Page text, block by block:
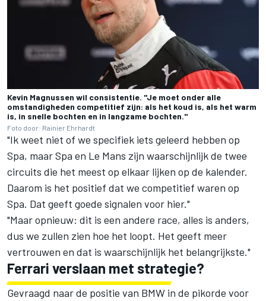
Kevin Magnussen wil consistentie. "Je moet onder alle
omstandigheden competitief zijn: als het koud is, als het warm
is, in snelle bochten en in langzame bochten."
Foto door: Rainier Ehrhardt
"Ik weet niet of we specifiek iets geleerd hebben op
Spa, maar Spa en Le Mans zijn waarschijnlijk de twee
circuits die het meest op elkaar lijken op de kalender.
Daarom is het positief dat we competitief waren op
Spa. Dat geeft goede signalen voor hier."
"Maar opnieuw: dit is een andere race, alles is anders,
dus we zullen zien hoe het loopt. Het geeft meer
vertrouwen en dat is waarschijnlijk het belangrijkste."
Ferrari verslaan met strategie?
Gevraagd naar de positie van BMW in de pikorde voor